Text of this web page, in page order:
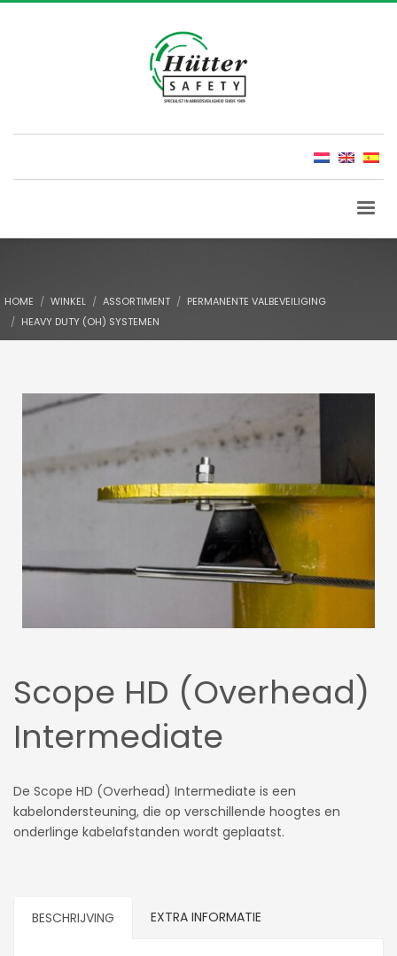
HOME WINKEL ASSORTIMENT
PERMANENTE VALBEVEILIGING
HEAVY DUTY (OH) SYSTEMEN
Scope HD (Overhead)
Intermediate
De Scope HD (Overhead) Intermediate is een
kabelondersteuning, die op verschillende hoogtes en
onderlinge kabelafstanden wordt geplaatst.
BESCHRIJVING EXTRA INFORMATIE